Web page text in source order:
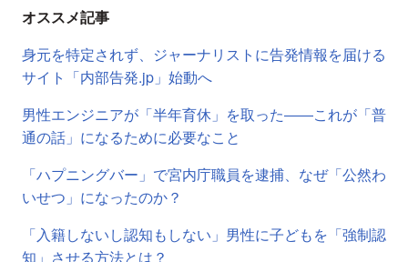
オススメ記事
身元を特定されず、ジャーナリストに告発情報を届ける
サイト「内部告発.jp」始動へ
男性エンジニアが「半年育休」を取った――これが「普
通の話」になるために必要なこと
「ハプニングバー」で宮内庁職員を逮捕、なぜ「公然わ
いせつ」になったのか？
「入籍しないし認知もしない」男性に子どもを「強制認
知」させる方法とは？